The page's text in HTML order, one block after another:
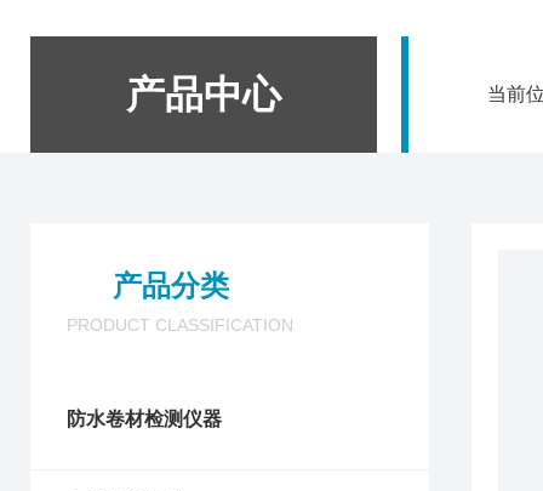
产品中心 当前
产品分类
PRODUCT CLASSIFICATION
防水卷材检测仪器